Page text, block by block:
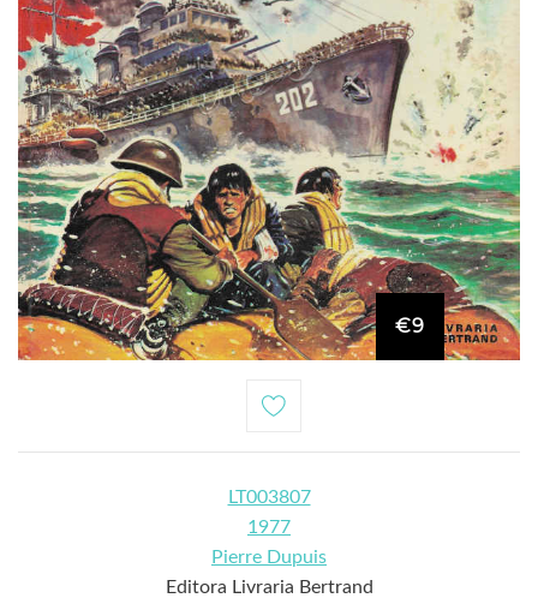
€9
LT003807
1977
Pierre Dupuis
Editora Livraria Bertrand